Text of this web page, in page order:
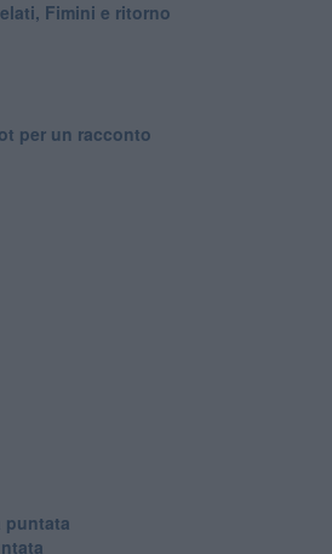
Fimini e ritorno
per un racconto
puntata